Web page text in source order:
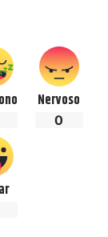
Nervoso
0